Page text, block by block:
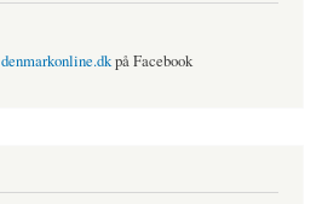
denmarkonline.dkpå Facebook